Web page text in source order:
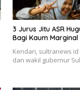
3 Jurus Jitu ASR
Bagi Kaum Marginal
Kendari, sultranews
dan wakil gubernur